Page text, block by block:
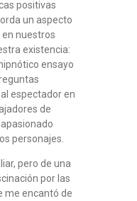
positivas
un aspecto
nuestros
existencia:
ensayo
espectador en
de
personajes.
pero de una
por las
me encantó de